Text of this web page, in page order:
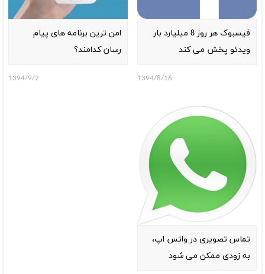
فیسبوک هر روز 8 میلیارد بار
ویدئو پخش می کند
1394/8/16
امن ترین برنامه های پیام
رسان کدامند؟
1394/9/2
تماس تصویری در واتس اپ،
به زودی ممکن می شود